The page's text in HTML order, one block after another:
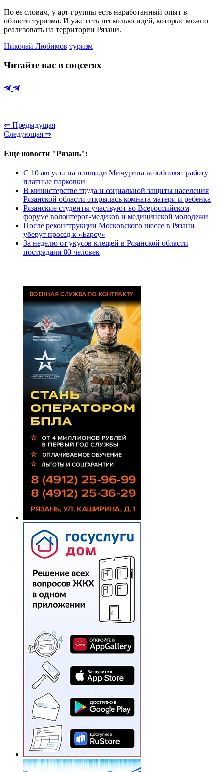
По ее словам, у арт-группы есть наработанный опыт в
области туризма. И уже есть несколько идей, которые можно
реализовать на территории Рязани.
Николай Любимов туризм
Читайте нас в соцсетях
⇐ Предыдущая
Следующая ⇒
Еще новости "Рязань":
С 10 августа на площади Мичурина возобновят работу
платные парковки
В министерстве труда и социальной защиты населения
Рязанской области открылась комната матери и ребенка
Рязанские студенты участвуют во Всероссийском
форуме волонтеров-медиков и медицинской молодежи
После реконструкции Московского шоссе в Рязани
уберут проезд к «Барсу»
За неделю от укусов клещей в Рязанской области
пострадали 80 человек